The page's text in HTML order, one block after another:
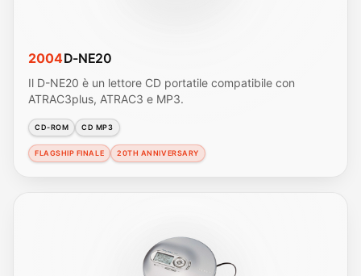
2004D-NE20
Il D-NE20 è un lettore CD portatile compatibile con
ATRAC3plus, ATRAC3 e MP3.
CD-ROM CD MP3
FLAGSHIP FINALE 20TH ANNIVERSARY